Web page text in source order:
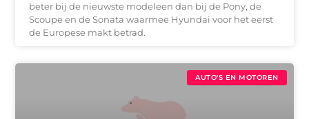
beter bij de nieuwste modeleen dan bij de Pony, de
Scoupe en de Sonata waarmee Hyundai voor het eerst
de Europese makt betrad.
AUTO'S EN MOTOREN